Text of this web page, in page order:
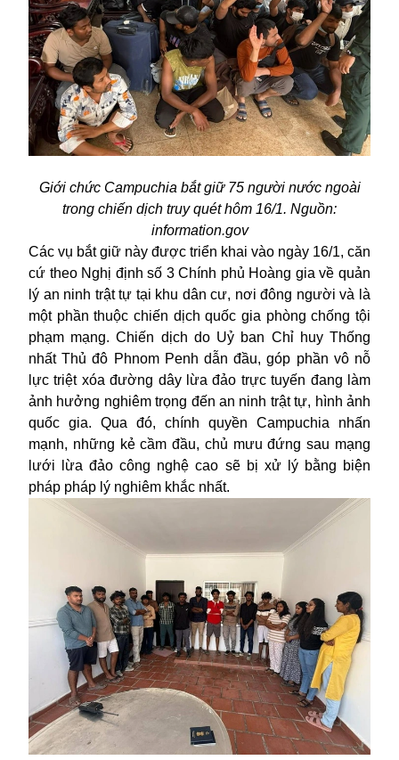
Giới chức Campuchia bắt giữ 75 người nước ngoài
trong chiến dịch truy quét hôm 16/1. Nguồn:
information.gov
Các vụ bắt giữ này được triển khai vào ngày 16/1, căn
cứ theo Nghị định số 3 Chính phủ Hoàng gia về quản
lý an ninh trật tự tại khu dân cư, nơi đông người và là
một phần thuộc chiến dịch quốc gia phòng chống tội
phạm mạng. Chiến dịch do Uỷ ban Chỉ huy Thống
nhất Thủ đô Phnom Penh dẫn đầu, góp phần vô nỗ
lực triệt xóa đường dây lừa đảo trực tuyến đang làm
ảnh hưởng nghiêm trọng đến an ninh trật tự, hình ảnh
quốc gia. Qua đó, chính quyền Campuchia nhấn
mạnh, những kẻ cầm đầu, chủ mưu đứng sau mạng
lưới lừa đảo công nghệ cao sẽ bị xử lý bằng biện
pháp pháp lý nghiêm khắc nhất.